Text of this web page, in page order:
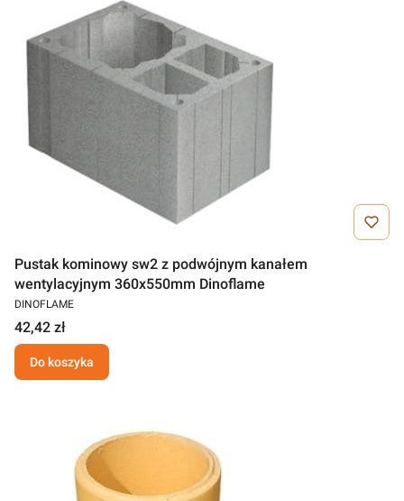
Pustak kominowy sw2 z podwójnym kanałem
wentylacyjnym 360x550mm Dinoflame
DINOFLAME
42,42 zł
Do koszyka